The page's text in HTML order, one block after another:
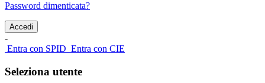
Password dimenticata?
-
Entra con SPID Entra con CIE
Seleziona utente